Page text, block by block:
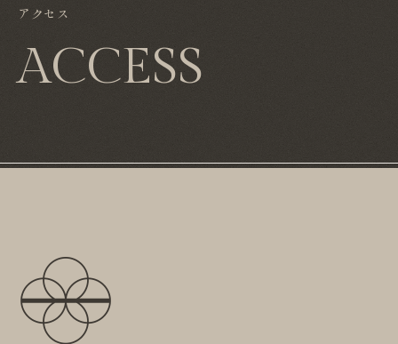
アクセス
ACCESS